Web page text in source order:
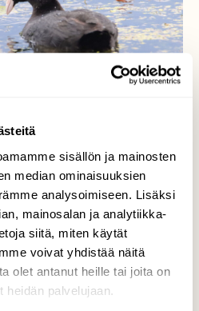
sisällön ja mainosten
median ominaisuuksien
analysoimiseen. Lisäksi
mainosalan ja analytiikka-
siitä, miten käytät
voivat yhdistää näitä
olet antanut heille tai joita on
heidän palvelujaan.
lasten
vanhemmilla riittää
lastensa